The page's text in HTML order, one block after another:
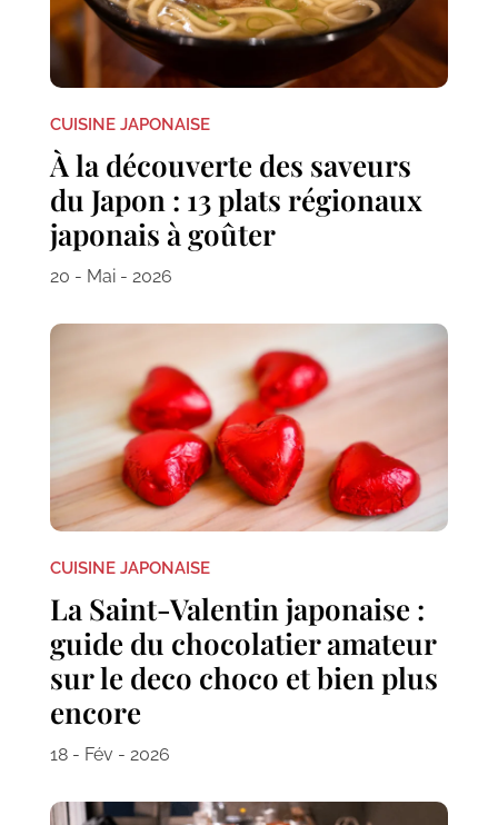
CUISINE JAPONAISE
À la découverte des saveurs
du Japon : 13 plats régionaux
japonais à goûter
20 - Mai - 2026
CUISINE JAPONAISE
La Saint-Valentin japonaise :
guide du chocolatier amateur
sur le deco choco et bien plus
encore
18 - Fév - 2026